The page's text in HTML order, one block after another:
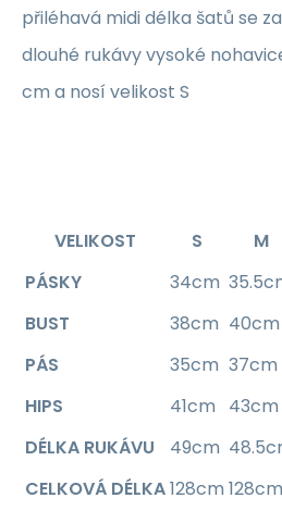
přiléhavá midi délka šatů se
dlouhé rukávy vysoké
cm a nosí velikost S
VELIKOST S M
PÁSKY
34cm
BUST
38cm 40cm
PÁS
35cm 37cm
HIPS
41cm 43cm
DÉLKA RUKÁVU
49cm
CELKOVÁ DÉLKA128cm 128cm